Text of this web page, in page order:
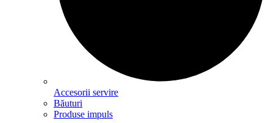
Accesorii servire
Băuturi
Produse impuls